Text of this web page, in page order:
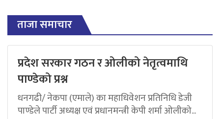
ताजा समाचार
प्रदेश सरकार गठन र ओलीको नेतृत्वमाथि
पाण्डेको प्रश्न
धनगढी/ नेकपा (एमाले) का महाधिवेशन प्रतिनिधि डेजी
पाण्डेले पार्टी अध्यक्ष एवं प्रधानमन्त्री केपी शर्मा ओलीको...